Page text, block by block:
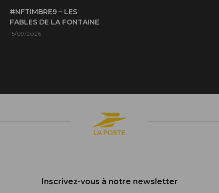
#NFTIMBRE9 – LES
FABLES DE LA FONTAINE
15/09/2026
Inscrivez-vous à notre newsletter